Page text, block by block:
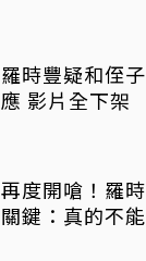
羅時豐疑和侄
應 影片全下架
再度開嗆！羅
關鍵：真的不能